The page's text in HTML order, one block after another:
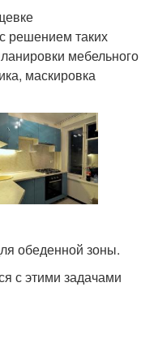
решением таких
мебельного
маскировка
обеденной зоны.
с этими задачами